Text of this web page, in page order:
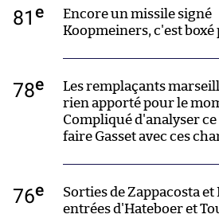
81 e
Encore un missile signé
Koopmeiners, c'est boxé
78e
Les remplaçants
rien apporté pour le
Compliqué d'analyser
faire Gasset avec ces
76e
Sorties de Zappacosta et
entrées d'Hateboer et